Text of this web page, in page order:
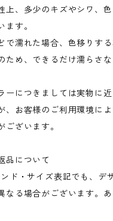
上、多少のキズやシワ、
ます。
で濡れた場合、色移りす
ため、できるだけ濡らさな
ーにつきましては実物に
、お客様のご利用環境に
ございます。
品について
ド・サイズ表記でも、デ
なる場合がございます。